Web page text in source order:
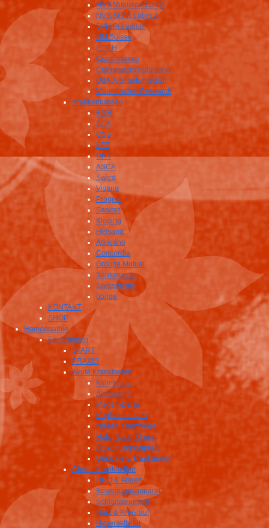
HVS Mitgliedschaft A
NVS SPAK Label A
SVH Präsidium
HM Suisse
ECCH
Craniosuisse
Craniosacralbalancing
OdA Alternativmedizin
Visualization Research
Krankenkassen
EMR
EGK
CSS
KPT
ÖKK
ASCA
Swica
Visana
Progres
Sanitas
Kloping
Helsana
Agrisano
Concordia
Groupe Mutuel
Santesuisse
Swissmedic
übrige
KONTAKT
SHOP
Homöopathie
Fragebögen
START
PRAXIS
Akute Krankheiten
Kleinkinder
Atemwege
Magen-Darm
Kopfschmerzen
Nieren, Harnwege
Hals, Nase, Ohren
Bewegungsapparat
Grippale Erkrankungen
Chron. Krankheiten
HNO & Augen
Bewegungsapparat
Schlafstörungen
Herz & Kreislauf
Hyperaktivität